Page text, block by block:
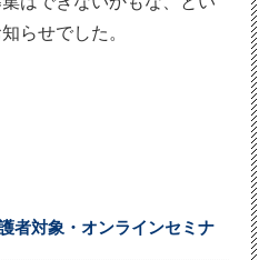
らせでした。
者対象・オンラインセミナ